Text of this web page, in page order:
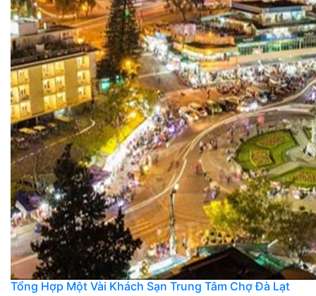
Tổng Hợp Một Vài Khách Sạn Trung Tâm Chợ Đà Lạt